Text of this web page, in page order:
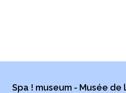
Spa ! museum - Musée de